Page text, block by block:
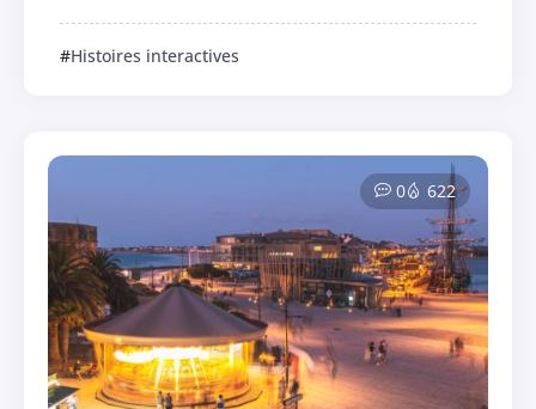
Histoires interactives
0 622